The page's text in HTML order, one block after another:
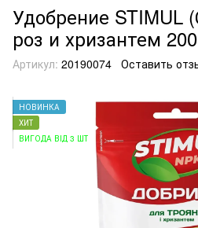
Удобрение STIMUL
роз и хризантем
Артикул: 20190074 Оставить
НОВИНКА
ХИТ
ВИГОДА ВІД 3 ШТ